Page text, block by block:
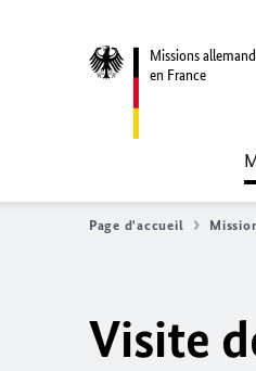
Missions
en France
Page d'accueil
Visite